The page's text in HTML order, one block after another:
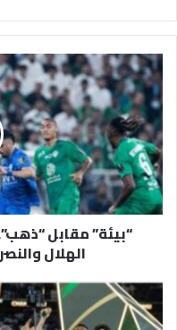
“بيئة”
مقابل
“ذهب”..
حرب
التغريدات
تشتعل
بين
الهلال
والنصر
“بيئة” مقابل
الهلال
حرب
نفسية
قبل